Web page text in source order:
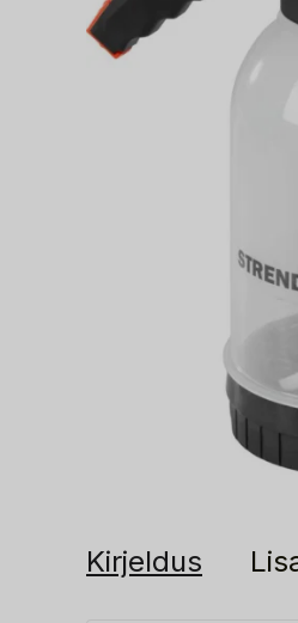
Kirjeldus